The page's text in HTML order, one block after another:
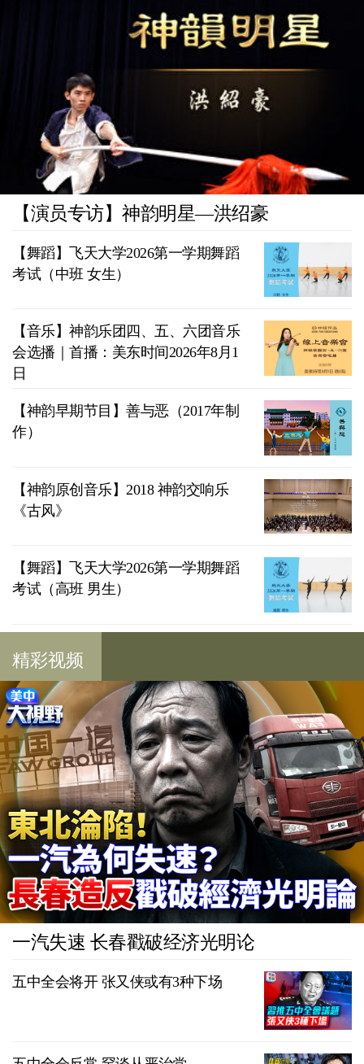
【演员专访】神韵明星—洪绍豪
【舞蹈】飞天大学2026第一学期舞蹈
考试（中班 女生）
【音乐】神韵乐团四、五、六团音乐
会选播｜首播：美东时间2026年8月1
日
【神韵早期节目】善与恶（2017年制
作）
【神韵原创音乐】2018 神韵交响乐
《古风》
【舞蹈】飞天大学2026第一学期舞蹈
考试（高班 男生）
精彩视频
一汽失速 长春戳破经济光明论
五中全会将开 张又侠或有3种下场